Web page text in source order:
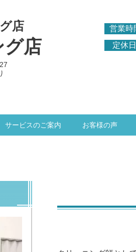
店
グ店
営業時
定休日
サービスのご案内 お客様の声